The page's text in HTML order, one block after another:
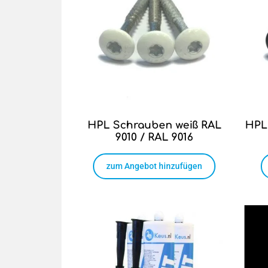
HPL Schrauben weiß RAL
9010 / RAL 9016
zum Angebot hinzufügen